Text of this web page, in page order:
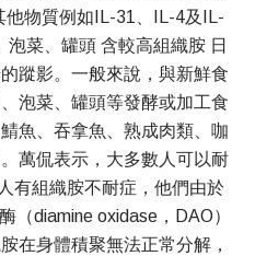
他物質例如IL-31、IL-4及IL-
菜、罐頭 含較高組織胺 日
蹤影。一般來說，與新鮮食
泡菜、罐頭等發酵或加工食
魚、吞拿魚、熟成肉類、咖
萬侃表示，大多數人可以耐
有組織胺不耐症，他們由於
（diamine oxidase，DAO）
在身體積聚無法正常分解，